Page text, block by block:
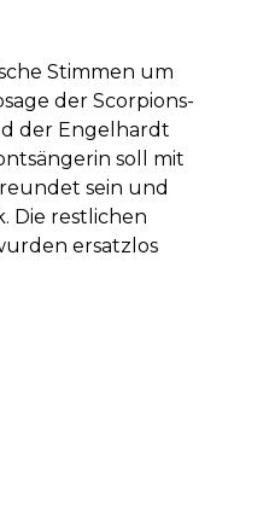
Stimmen um
der Scorpions-
der Engelhardt
soll mit
sein und
Die restlichen
ersatzlos